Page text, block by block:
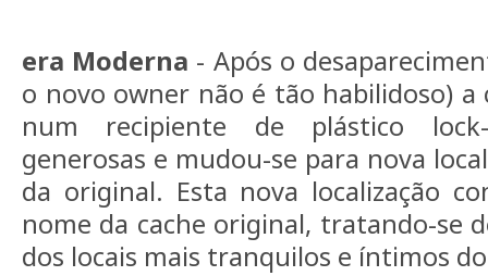
era Moderna - Após o
o novo owner não é tão habilidoso)
num recipiente de plástico
generosas e mudou-se para nova
da original. Esta nova localização
nome da cache original, tratando-se
dos locais mais tranquilos e íntimos